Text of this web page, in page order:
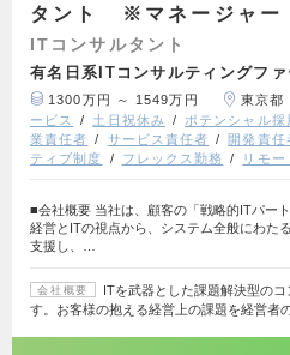
タント ※マネージャー
ITコンサルタント
有名日系ITコンサルティングフ
1300万円 ～ 1549万円 東京都
ービス
土日祝休み ポテンシャル採
業責任者
サービス責任者 開発責任
ティブ制度
フレックス勤務 リモー
■会社概要 当社は、顧客の「戦略的ITパート
経営とITの視点から、システム全般にわた
支援し、…
会社概要
ITを武器とした課題解決型の
す。お客様の抱える経営上の課題を経営者